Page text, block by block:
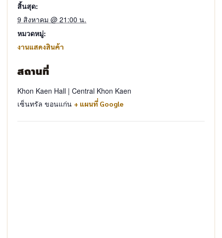
สิ้นสุด:
9 สิงหาคม @ 21:00 น.
หมวดหมู่:
งานแสดงสินค้า
สถานที่
Khon Kaen Hall | Central Khon Kaen
เซ็นทรัล ขอนแก่น + แผนที่ Google